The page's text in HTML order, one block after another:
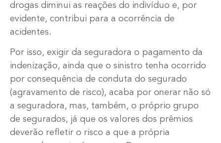
drogas diminui as reações do indivíduo e, por
evidente, contribui para a ocorrência de
acidentes.
Por isso, exigir da seguradora o pagamento da
indenização, ainda que o sinistro tenha ocorrido
por consequência de conduta do segurado
(agravamento de risco), acaba por onerar não só
a seguradora, mas, também, o próprio grupo
de segurados, já que os valores dos prêmios
deverão refletir o risco a que a própria